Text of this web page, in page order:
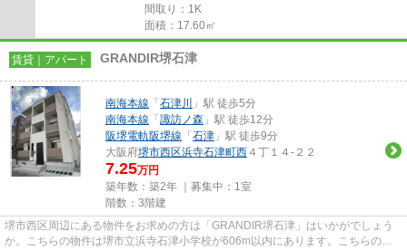
間取り：1K
面積：17.60㎡
賃貸｜アパート GRANDIR堺石津
南海本線 「 石津川
」駅 徒歩5分
南海本線 「 諏訪ノ森 」駅 徒歩12分
阪堺電軌阪堺線 「 石津 」駅 徒歩9分
大阪府堺市西区浜寺石津町西 ４丁１４-２２
7.25万円
築年数：築2年 ｜募集中： 1室
階数：3階建
堺市西区周辺にある物件をお求めの方は「GRANDIR堺石津」はいかがでしょう
か。こちらの物件は堺市立浜寺石津小学校が606m以内にあります。こちらの物